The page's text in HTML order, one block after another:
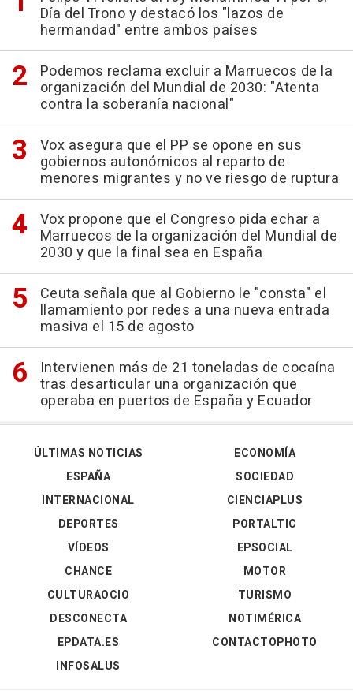
Día del Trono y destacó los "lazos de
hermandad" entre ambos países
Podemos reclama excluir a Marruecos de la
organización del Mundial de 2030: "Atenta
contra la soberanía nacional"
Vox asegura que el PP se opone en sus
gobiernos autonómicos al reparto de
menores migrantes y no ve riesgo de ruptura
Vox propone que el Congreso pida echar a
Marruecos de la organización del Mundial de
2030 y que la final sea en España
Ceuta señala que al Gobierno le "consta" el
llamamiento por redes a una nueva entrada
masiva el 15 de agosto
Intervienen más de 21 toneladas de cocaína
tras desarticular una organización que
operaba en puertos de España y Ecuador
ÚLTIMAS NOTICIAS
ESPAÑA
INTERNACIONAL
DEPORTES
VÍDEOS
ECONOMÍA
SOCIEDAD
CIENCIAPLUS
PORTALTIC
EPSOCIAL
CHANCE
CULTURAOCIO
DESCONECTA
EPDATA.ES
INFOSALUS
MOTOR
TURISMO
NOTIMÉRICA
CONTACTOPHOTO